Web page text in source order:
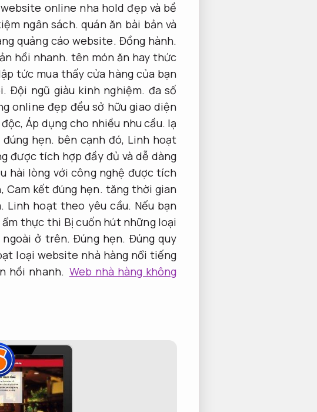
online nha hold đẹp và bề
ngân sách. quán ăn bài bản và
quảng cáo website. Đồng hành.
hồi nhanh. tên món ăn hay thức
tức mua thấy cửa hàng của bạn
Đội ngũ giàu kinh nghiệm. đa số
online đẹp đều sở hữu giao diện
độc,Áp dụng cho nhiều nhu cầu. lạ
hẹn. bên cạnh đó, Linh hoạt
được tích hợp đầy đủ và dễ dàng
hài lòng với công nghệ được tích
Cam kết đúng hẹn. tăng thời gian
Linh hoạt theo yêu cầu. Nếu bạn
thực thì Bị cuốn hút những loại
ngoài ở trên.Đúng hẹn. Đúng quy
loại website nhà hàng nổi tiếng
hồi nhanh. Web nhà hàng không